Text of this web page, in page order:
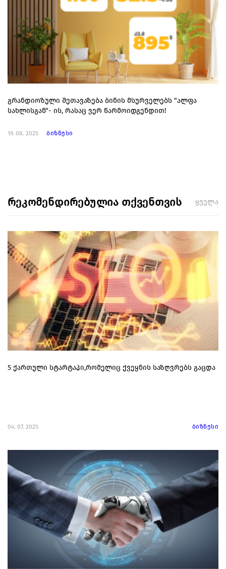
გრანდიოზული შეთავაზება ბინის მსურველებს "ალფა
სახლისგან"- ის, რასაც ვერ წარმოიდგენდით!
19. 08. 2025 ბიზნესი
რეკომენდირებულია თქვენთვის ყველა
5 ქართული სტარტაპი,რომელიც ქვეყნის საზღვრებს გაცდა
04. 07. 2025 ბიზნესი